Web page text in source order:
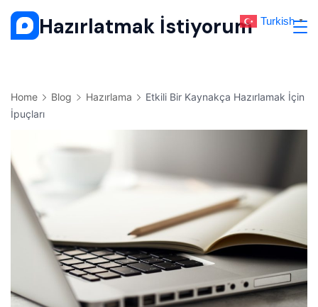
Skip
Hazırlatmak İstiyorum
Home Blog Hazırlama
Etkili Bir Kaynakça Hazırlamak İçin
İpuçları
Turkish ▼